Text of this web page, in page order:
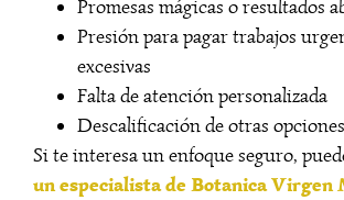
Promesas mágicas o resultados
Presión para pagar trabajos
excesivas
Falta de atención personalizada
Descalificación de otras
Si te interesa un enfoque seguro,
un especialista de Botanica Virgen